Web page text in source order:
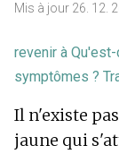
Mis à jour 26. 12.
revenir à
symptômes ?
Il n'existe
jaune qui